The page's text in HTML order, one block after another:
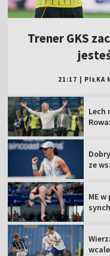
Trener GKS
21:17 PIŁKA
Lech
ze
ME